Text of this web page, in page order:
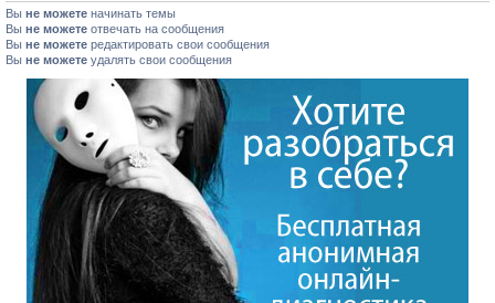
Вы не можете начинать темы
Вы не можете отвечать на сообщения
Вы не можете редактировать свои сообщения
Вы не можете удалять свои сообщения